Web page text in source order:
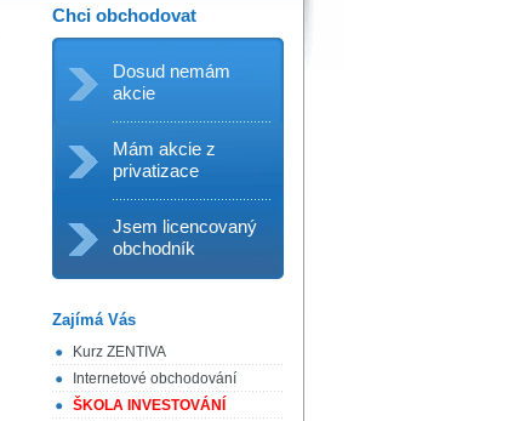
Chci obchodovat
Dosud nemám
akcie
Mám akcie z
privatizace
Jsem licencovaný
obchodník
Zajímá Vás
Kurz ZENTIVA
Internetové obchodování
ŠKOLA INVESTOVÁNÍ